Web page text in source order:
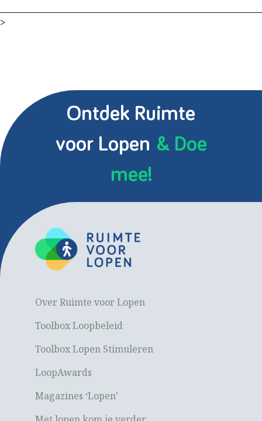
>
Ontdek Ruimte
voor Lopen & Doe
mee!
Over Ruimte voor Lopen
Toolbox Loopbeleid
Toolbox Lopen Stimuleren
LoopAwards
Magazines ‘Lopen’